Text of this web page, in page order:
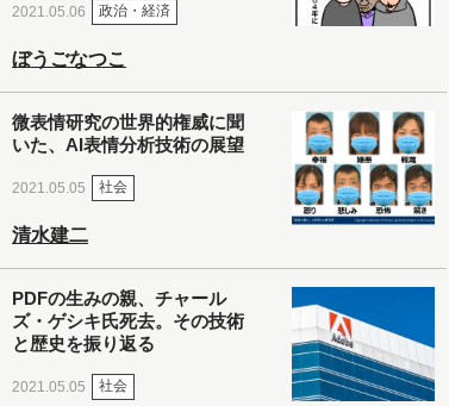
2021.05.06 政治・経済
ぼうごなつこ
微表情研究の世界的権威に聞
いた、AI表情分析技術の展望
2021.05.05 社会
清水建二
PDFの生みの親、チャール
ズ・ゲシキ氏死去。その技術
と歴史を振り返る
2021.05.05 社会